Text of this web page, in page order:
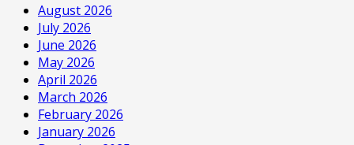
August 2026
July 2026
June 2026
May 2026
April 2026
March 2026
February 2026
January 2026